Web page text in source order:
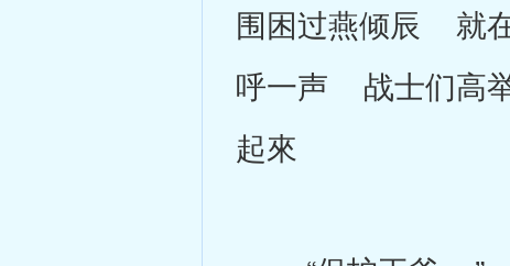
围困过燕倾辰 就
呼一声 战士们高
起來